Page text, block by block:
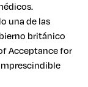
una de las
británico
Acceptance for